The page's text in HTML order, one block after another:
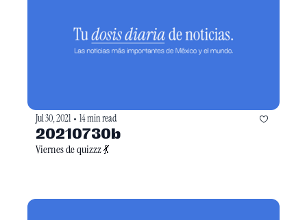
Jul 30, 2021 • 14 min read
20210730b
Viernes de quizzz 💃